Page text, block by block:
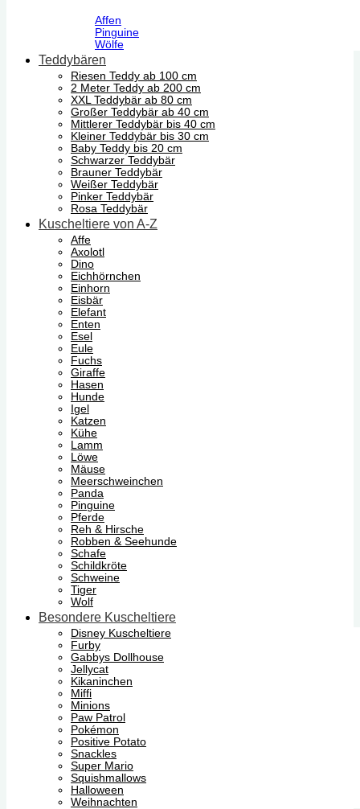
Affen
Pinguine
Wölfe
Teddybären
Riesen Teddy ab 100 cm
2 Meter Teddy ab 200 cm
XXL Teddybär ab 80 cm
Großer Teddybär ab 40 cm
Mittlerer Teddybär bis 40 cm
Kleiner Teddybär bis 30 cm
Baby Teddy bis 20 cm
Schwarzer Teddybär
Brauner Teddybär
Weißer Teddybär
Pinker Teddybär
Rosa Teddybär
Kuscheltiere von A-Z
Affe
Axolotl
Dino
Eichhörnchen
Einhorn
Eisbär
Elefant
Enten
Esel
Eule
Fuchs
Giraffe
Hasen
Hunde
Igel
Katzen
Kühe
Lamm
Löwe
Mäuse
Meerschweinchen
Panda
Pinguine
Pferde
Reh & Hirsche
Robben & Seehunde
Schafe
Schildkröte
Schweine
Tiger
Wolf
Besondere Kuscheltiere
Disney Kuscheltiere
Furby
Gabbys Dollhouse
Jellycat
Kikaninchen
Miffi
Minions
Paw Patrol
Pokémon
Positive Potato
Snackles
Super Mario
Squishmallows
Halloween
Weihnachten